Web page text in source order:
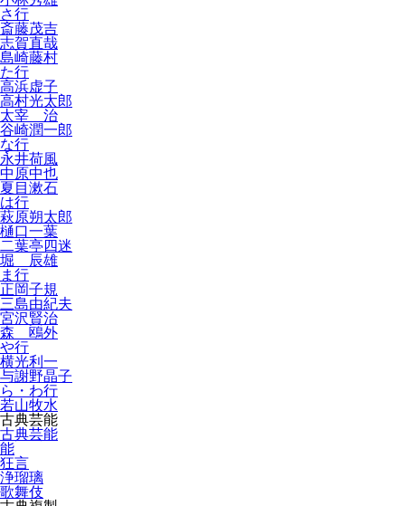
さ行
斎藤茂吉
志賀直哉
島崎藤村
た行
高浜虚子
高村光太郎
太宰 治
谷崎潤一郎
な行
永井荷風
中原中也
夏目漱石
は行
萩原朔太郎
樋口一葉
二葉亭四迷
堀 辰雄
ま行
正岡子規
三島由紀夫
宮沢賢治
森 鴎外
や行
横光利一
与謝野晶子
ら・わ行
若山牧水
古典芸能
古典芸能
能
狂言
浄瑠璃
歌舞伎